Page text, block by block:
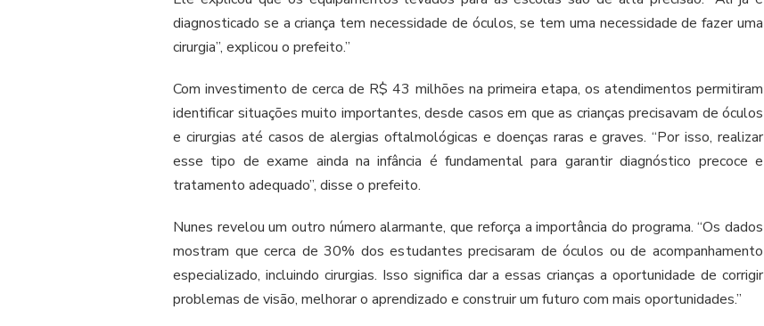
diagnosticado se a criança tem necessidade de óculos, se tem uma necessidade de fazer uma
cirurgia”, explicou o prefeito.”
Com investimento de cerca de R$ 43 milhões na primeira etapa, os atendimentos permitiram
identificar situações muito importantes, desde casos em que as crianças precisavam de óculos
e cirurgias até casos de alergias oftalmológicas e doenças raras e graves. “Por isso, realizar
esse tipo de exame ainda na infância é fundamental para garantir diagnóstico precoce e
tratamento adequado”, disse o prefeito.
Nunes revelou um outro número alarmante, que reforça a importância do programa. “Os dados
mostram que cerca de 30% dos estudantes precisaram de óculos ou de acompanhamento
especializado, incluindo cirurgias. Isso significa dar a essas crianças a oportunidade de corrigir
problemas de visão, melhorar o aprendizado e construir um futuro com mais oportunidades.”